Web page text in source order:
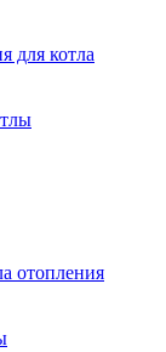
для котла
отопления